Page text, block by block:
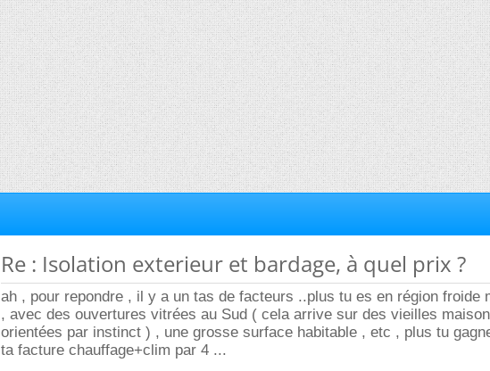
Re : Isolation exterieur et bardage, à quel prix ?
ah , pour repondre , il y a un tas de facteurs ..plus tu es en région froide
, avec des ouvertures vitrées au Sud ( cela arrive sur des vieilles
orientées par instinct ) , une grosse surface habitable , etc , plus tu
ta facture chauffage+clim par 4 ...